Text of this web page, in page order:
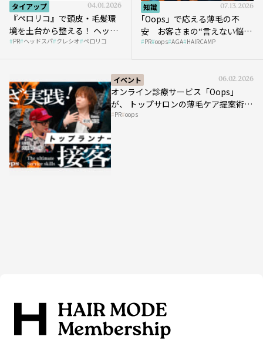
タイアップ 04.01.2026
『ペロリコ』で頭皮・毛髪環
境を土台から整える！ ヘッド
スパ比率1.5倍アップの秘策を
PR ヘッドスパ クレシオ ペロリコ
知識 07.13.2026
｢Oops」で応える薄毛の不
安 お客さまの“言えない悩
み”にどう向き合う？ ＃01
PR oops AGA HAIRCAMP
イベント 06.02.2026
オンライン診療サービス「Oops」
が、 トップサロンの薄毛ケア提案術を
HAIRCAMPで公開！
PR oops